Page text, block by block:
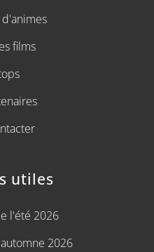
films
utiles
l'été 2026
2026